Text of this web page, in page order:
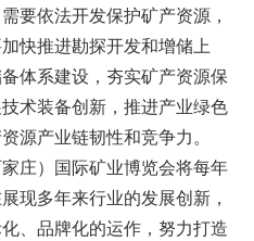
要依法开发保护矿产资源，
快推进勘探开发和增储上
体系建设，夯实矿产资源保
术装备创新，推进产业绿色
源产业链韧性和竞争力。
庄）国际矿业博览会将每年
现多年来行业的发展创新，
、品牌化的运作，努力打造